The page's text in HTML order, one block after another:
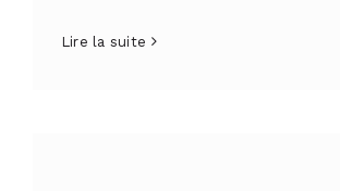
Lire la suite